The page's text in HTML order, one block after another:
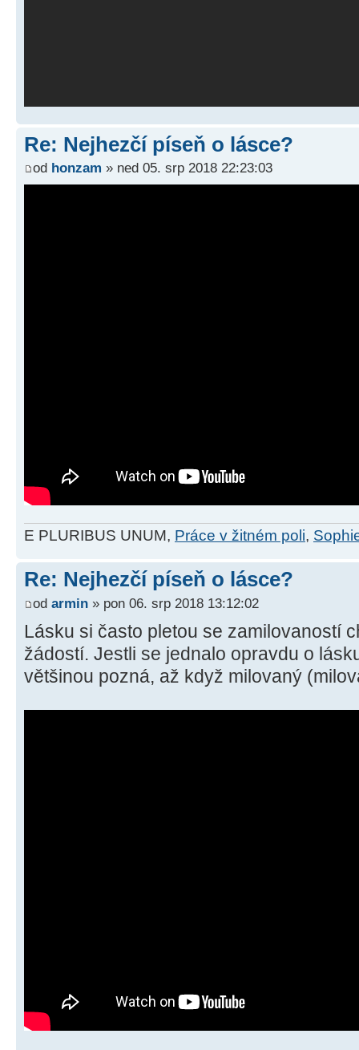
Re: Nejhezčí píseň o lásce?
od honzam » ned 05. srp 2018 22:23:03
E PLURIBUS UNUM, Práce v žitném poli,
Re: Nejhezčí píseň o lásce?
od armin » pon 06. srp 2018 13:12:02
Lásku si často pletou se zamilovaností
žádostí. Jestli se jednalo opravdu o
většinou pozná, až když milovaný